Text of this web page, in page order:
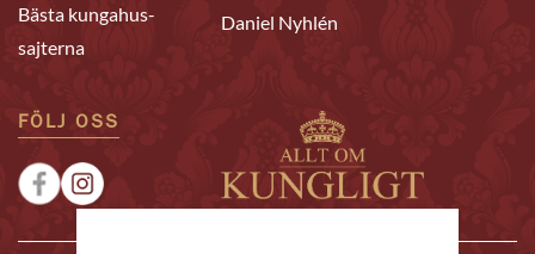
Bästa kungahus-
sajterna
Daniel Nyhlén
FÖLJ OSS